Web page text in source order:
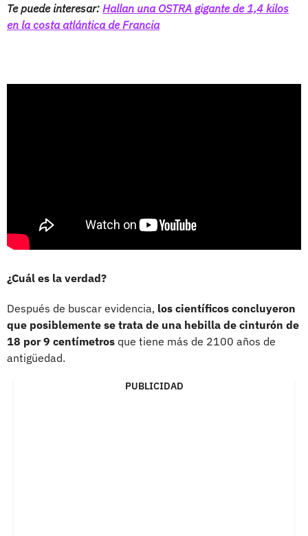
Te puede interesar: Hallan una OSTRA gigante de 1,4 kilos
en la costa atlántica de Francia
¿Cuál es la verdad?
Después de buscar evidencia, los científicos concluyeron
que posiblemente se trata de una hebilla de cinturón de
18 por 9 centímetros que tiene más de 2100 años de
antigüedad.
PUBLICIDAD